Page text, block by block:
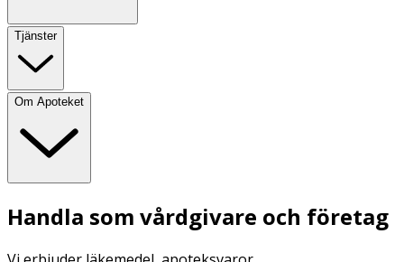
Tjänster
Om Apoteket
Handla som vårdgivare och företag